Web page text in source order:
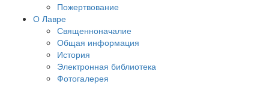
Пожертвование
О Лавре
Священноначалие
Общая информация
История
Электронная библиотека
Фотогалерея